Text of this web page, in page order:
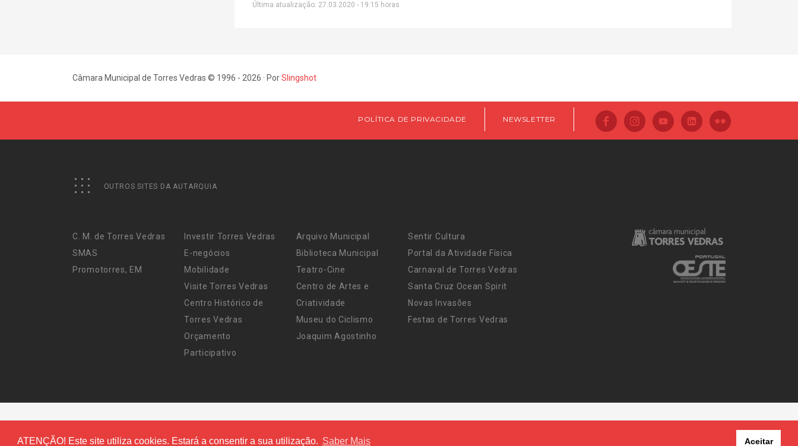
ATENÇÃO! Este site utiliza cookies. Estará a consentir a sua utilização. Saber Mais Aceitar
Última atualização: 27.03.2020 - 19:15 horas
Câmara Municipal de Torres Vedras © 1996 - 2026 · PorSlingshot
POLÍTICA DE PRIVACIDADE NEWSLETTER
OUTROS SITES DA AUTARQUIA
C. M. de Torres Vedras
SMAS
Promotorres, EM
Investir Torres Vedras
E-negócios
Mobilidade
Visite Torres Vedras
Centro Histórico de
Torres Vedras
Orçamento
Participativo
Arquivo Municipal
Biblioteca Municipal
Teatro-Cine
Centro de Artes e
Criatividade
Museu do Ciclismo
Joaquim Agostinho
Sentir Cultura
Portal da Atividade Física
Carnaval de Torres Vedras
Santa Cruz Ocean Spirit
Novas Invasões
Festas de Torres Vedras